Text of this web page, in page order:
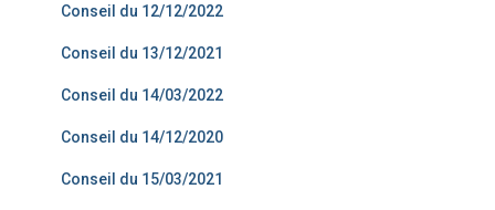
Conseil du 12/12/2022
Conseil du 13/12/2021
Conseil du 14/03/2022
Conseil du 14/12/2020
Conseil du 15/03/2021